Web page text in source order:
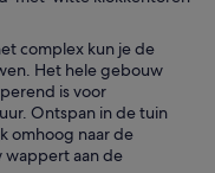
complex kun je de
Het hele gebouw
is voor
Ontspan in de tuin
omhoog naar de
wappert aan de